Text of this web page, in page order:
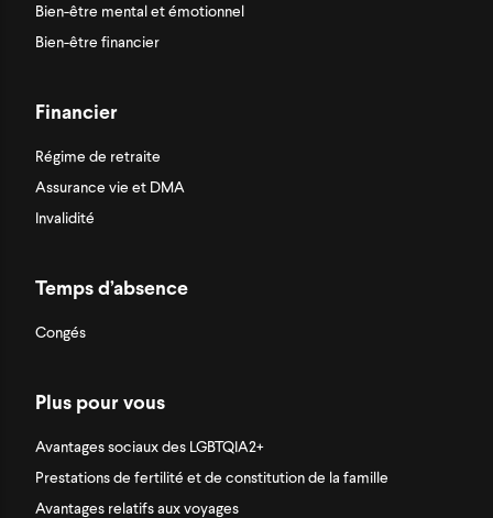
Bien-être mental et émotionnel
Bien-être financier
Financier
Régime de retraite
Assurance vie et DMA
Invalidité
Temps d’absence
Congés
Plus pour vous
Avantages sociaux des LGBTQIA2+
Prestations de fertilité et de constitution de la famille
Avantages relatifs aux voyages